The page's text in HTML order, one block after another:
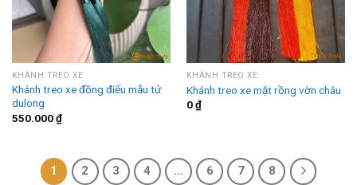
KHÁNH TREO XE
Khánh treo xe đồng điếu mẫu tử
dulong
550.000₫
KHÁNH TREO XE
Khánh treo xe mặt rồng vờn châu
0₫
1 2 3 4 … 6 7 8